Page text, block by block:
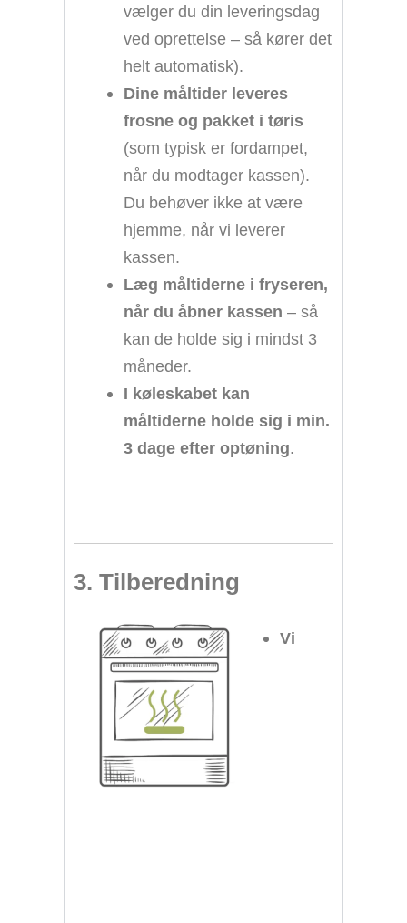
vælger du din leveringsdag
ved oprettelse – så kører det
helt automatisk).
Dine måltider leveres
frosne og pakket i tøris
(som typisk er fordampet,
når du modtager kassen).
Du behøver ikke at være
hjemme, når vi leverer
kassen.
Læg måltiderne i fryseren,
når du åbner kassen – så
kan de holde sig i mindst 3
måneder.
I køleskabet kan
måltiderne holde sig i min.
3 dage efter optøning.
3. Tilberedning
Vi